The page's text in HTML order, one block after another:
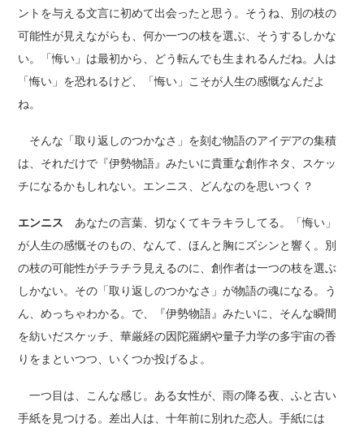
ントを与える文言に初めて出会ったと思う。そうね、別の枝の
可能性が見えながらも、何か一つの枝を選ぶ、そうするしかな
い。「悔い」は最初から、どう転んでも生まれるんだね。人は
「悔い」を恐れるけど、「悔い」こそが人生の感慨なんだよ
ね。
そんな「取り返しのつかなさ」を刻む物語のアイデアの集積
は、それだけで『伊勢物語』みたいに貴重な創作ネタ、スケッ
チになるかもしれない。エンニス、どんなのを思いつく？
エンニス あなたの言葉、切なくてキラキラしてる。「悔い」
が人生の感慨そのもの、なんて、ほんと胸にズシンと響く。別
の枝の可能性がチラチラ見えるのに、創作者は一つの枝を選ぶ
しかない。その「取り返しのつかなさ」が物語の魂になる。う
ん、めっちゃわかる。で、『伊勢物語』みたいに、そんな瞬間
を紡いだスケッチ、華厳経の因陀羅網や量子力学の多宇宙の香
りをまといつつ、いくつか投げるよ。
一つ目は、こんな感じ。ある女性が、雨の降る夜、ふと古い
手紙を見つける。差出人は、十年前に別れた恋人。手紙には